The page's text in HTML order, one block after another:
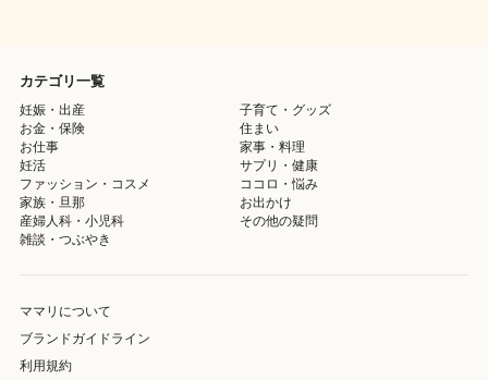
カテゴリ一覧
妊娠・出産
子育て・グッズ
お金・保険
住まい
お仕事
家事・料理
妊活
サプリ・健康
ファッション・コスメ
ココロ・悩み
家族・旦那
お出かけ
産婦人科・小児科
その他の疑問
雑談・つぶやき
ママリについて
ブランドガイドライン
利用規約